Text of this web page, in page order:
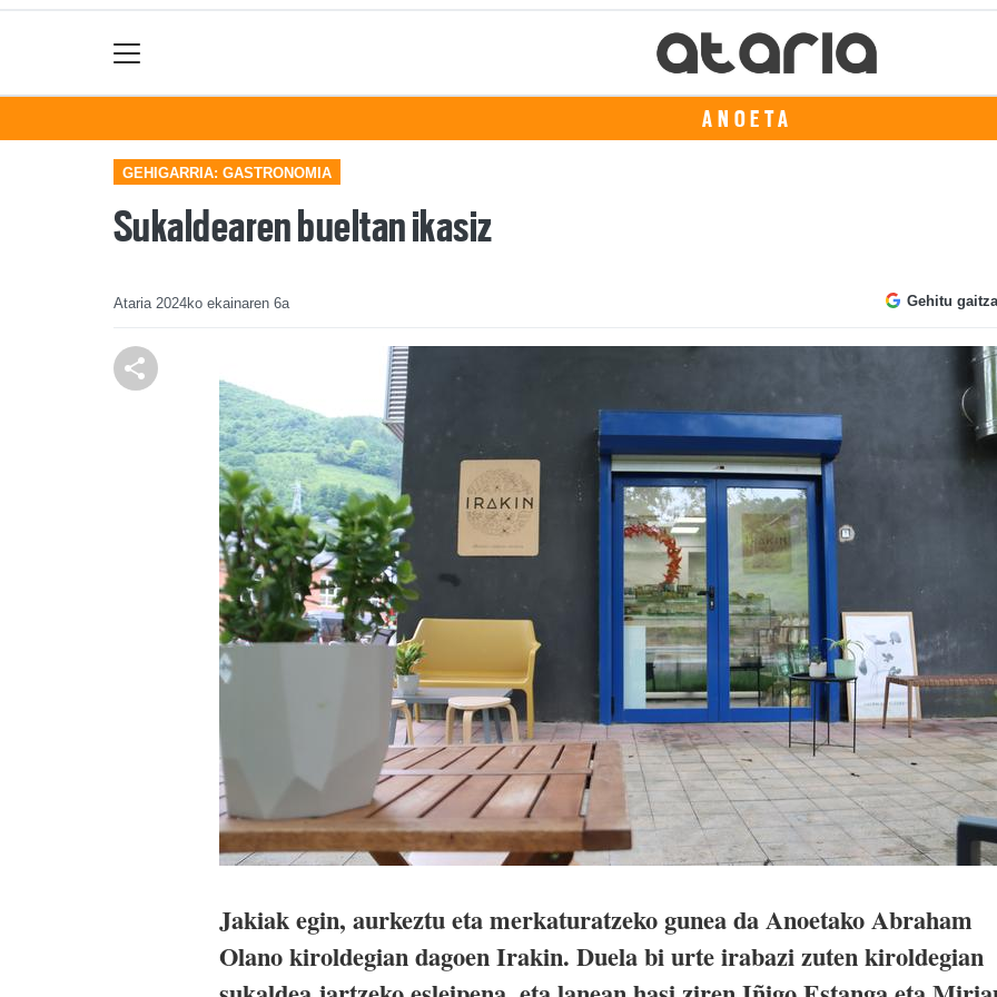
ANOETA
GEHIGARRIA: GASTRONOMIA
Sukaldearen bueltan ikasiz
Ataria 2024ko ekainaren 6a Gehitu
Jakiak egin, aurkeztu eta merkaturatzeko gunea da Anoetako Abraham
Olano kiroldegian dagoen Irakin. Duela bi urte irabazi zuten kiroldegian